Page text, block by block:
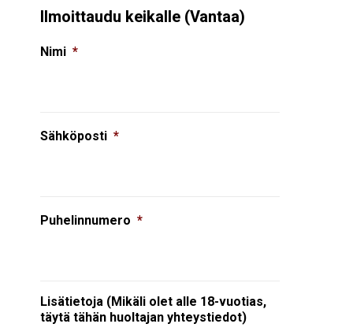
Ilmoittaudu keikalle (Vantaa)
Nimi *
Sähköposti *
Puhelinnumero *
Lisätietoja (Mikäli olet alle 18-vuotias,
täytä tähän huoltajan yhteystiedot)